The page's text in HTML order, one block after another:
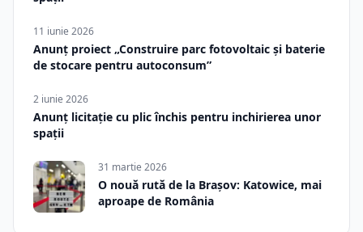
11 iunie 2026
Anunț proiect „Construire parc fotovoltaic și baterie
de stocare pentru autoconsum”
2 iunie 2026
Anunț licitație cu plic închis pentru inchirierea unor
spații
31 martie 2026
O nouă rută de la Brașov: Katowice, mai
aproape de România